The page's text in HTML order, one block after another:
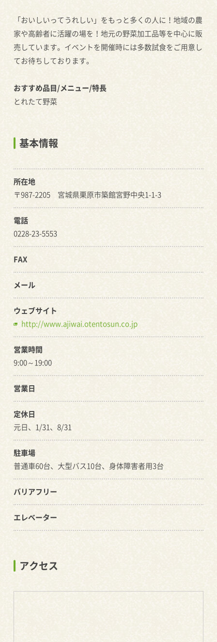
「おいしいってうれしい」をもっと多くの人に！地域の農
家や高齢者に活躍の場を！地元の野菜加工品等を中心に販
売しています。イベントを開催時には多数試食をご用意し
てお待ちしております。
おすすめ品目/メニュー/特長
とれたて野菜
基本情報
所在地
〒987-2205 宮城県栗原市築館宮野中央1-1-3
電話
0228-23-5553
FAX
メール
ウェブサイト
http://www.ajiwai.otentosun.co.jp
営業時間
9:00～19:00
営業日
定休日
元日、1/31、8/31
駐車場
普通車60台、大型バス10台、身体障害者用3台
バリアフリー
エレベーター
アクセス